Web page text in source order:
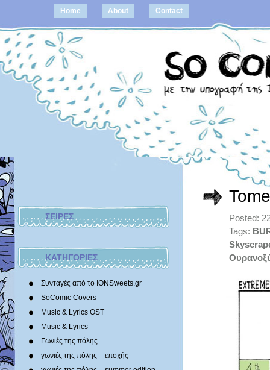
Home About Contact
ΣΕΙΡΕΣ
ΚΑΤΗΓΟΡΙΕΣ
Συνταγές από το IONSweets.gr
SoComic Covers
Music & Lyrics OST
Music & Lyrics
Γωνιές της πόλης
γωνιές της πόλης – εποχής
Posted:
Tags: